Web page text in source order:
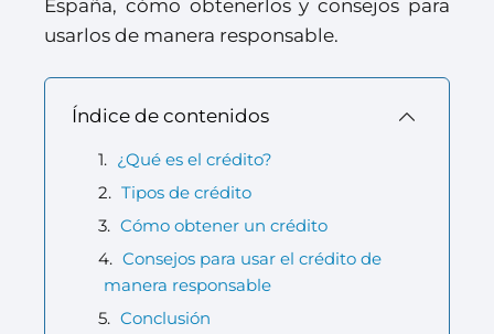
España, cómo obtenerlos y consejos para
usarlos de manera responsable.
Índice de contenidos
¿Qué es el crédito?
Tipos de crédito
Cómo obtener un crédito
Consejos para usar el crédito de
manera responsable
Conclusión